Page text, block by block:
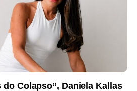
do Colapso”, Daniela Kallas